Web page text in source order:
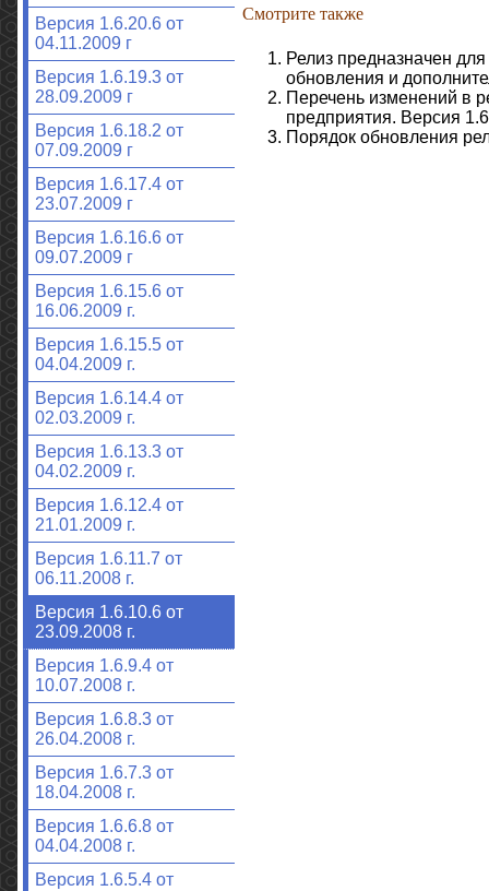
Версия 1.6.20.6 от
04.11.2009 г
Версия 1.6.19.3 от
28.09.2009 г
Версия 1.6.18.2 от
07.09.2009 г
Версия 1.6.17.4 от
23.07.2009 г
Версия 1.6.16.6 от
09.07.2009 г
Версия 1.6.15.6 от
16.06.2009 г.
Версия 1.6.15.5 от
04.04.2009 г.
Версия 1.6.14.4 от
02.03.2009 г.
Версия 1.6.13.3 от
04.02.2009 г.
Версия 1.6.12.4 от
21.01.2009 г.
Версия 1.6.11.7 от
06.11.2008 г.
Версия 1.6.10.6 от
23.09.2008 г.
Версия 1.6.9.4 от
10.07.2008 г.
Версия 1.6.8.3 от
26.04.2008 г.
Версия 1.6.7.3 от
18.04.2008 г.
Версия 1.6.6.8 от
04.04.2008 г.
Версия 1.6.5.4 от
Смотрите также
Релиз предназначен
обновления и
Перечень изменений в
предприятия. Версия
Порядок обновления